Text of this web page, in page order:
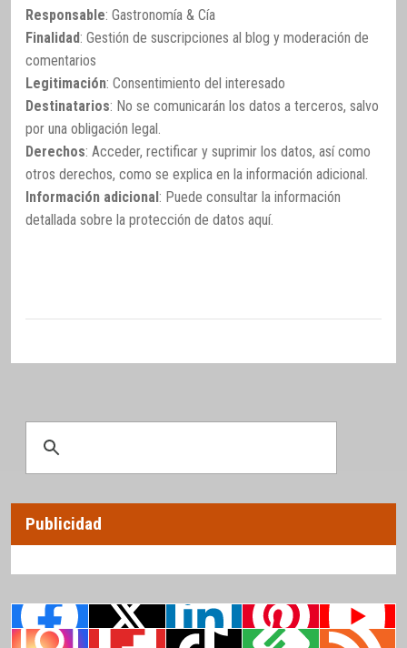
Responsable: Gastronomía & Cía
Finalidad: Gestión de suscripciones al blog y moderación de
comentarios
Legitimación: Consentimiento del interesado
Destinatarios: No se comunicarán los datos a terceros, salvo
por una obligación legal.
Derechos: Acceder, rectificar y suprimir los datos, así como
otros derechos, como se explica en la información adicional.
Información adicional: Puede consultar la información
detallada sobre la protección de datos aquí.
Publicidad